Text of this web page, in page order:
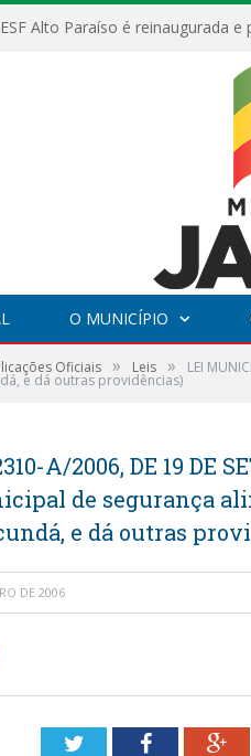
O MUNICÍPIO
Oficiais » Leis » LEI
e dá outras providências)
A/2006, DE 19 DE
de segurança
e dá outras
DE 2006
TwitterFacebook